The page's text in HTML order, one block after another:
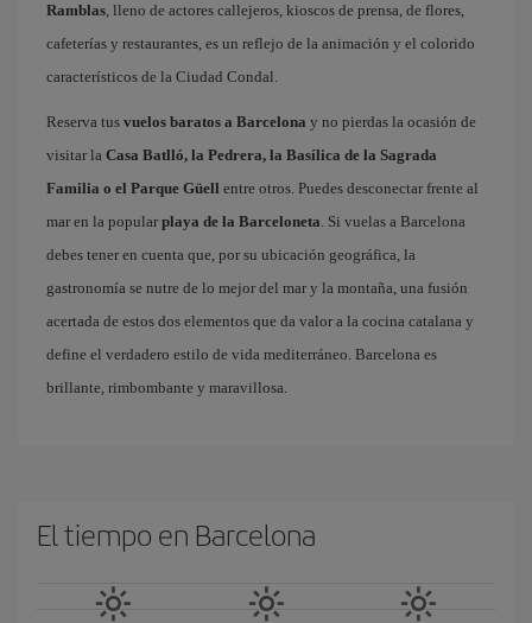
Ramblas, lleno de actores callejeros, kioscos de prensa, de flores,
cafeterías y restaurantes, es un reflejo de la animación y el colorido
característicos de la Ciudad Condal.
Reserva tus vuelos baratos a Barcelona y no pierdas la ocasión de
visitar la Casa Batlló, la Pedrera, la Basílica de la Sagrada
Familia o el Parque Güell entre otros. Puedes desconectar frente al
mar en la popular playa de la Barceloneta. Si vuelas a Barcelona
debes tener en cuenta que, por su ubicación geográfica, la
gastronomía se nutre de lo mejor del mar y la montaña, una fusión
acertada de estos dos elementos que da valor a la cocina catalana y
define el verdadero estilo de vida mediterráneo. Barcelona es
brillante, rimbombante y maravillosa.
El tiempo en Barcelona